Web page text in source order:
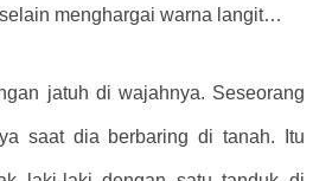
menghargai warna langit…
jatuh di wajahnya. Seseorang
saat dia berbaring di tanah. Itu